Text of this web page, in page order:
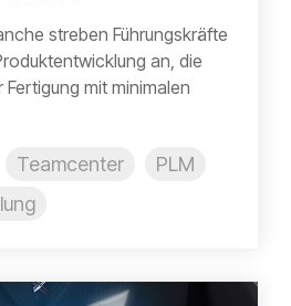
streben Führungskräfte
an, die
mit minimalen
Teamcenter
PLM